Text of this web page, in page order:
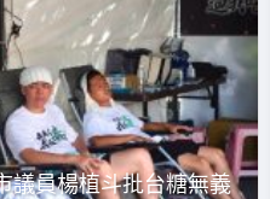
議員楊植斗批台糖無義